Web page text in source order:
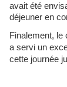
avait été
déjeuner en
Finalement, le
a servi un
cette journée